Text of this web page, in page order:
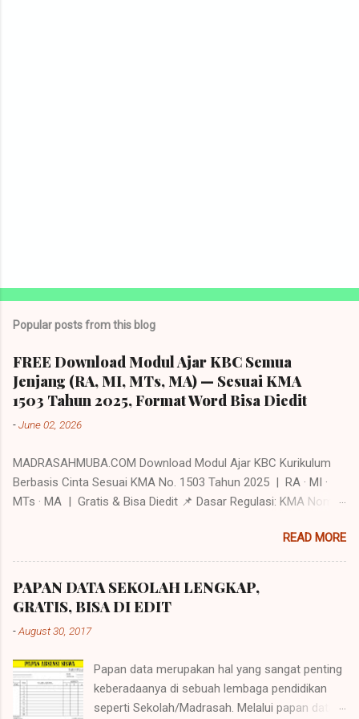
Popular posts from this blog
FREE Download Modul Ajar KBC Semua
Jenjang (RA, MI, MTs, MA) — Sesuai KMA
1503 Tahun 2025, Format Word Bisa Diedit
-June 02, 2026
MADRASAHMUBA.COM Download Modul Ajar KBC Kurikulum
Berbasis Cinta Sesuai KMA No. 1503 Tahun 2025 | RA · MI ·
MTs · MA | Gratis & Bisa Diedit 📌 Dasar Regulasi: KMA Nomor
2024 — menegaskan Kurikulum Berbasis Cinta (KBC) dan
Pembelajaran Mendalam (Deep Learning) sebagai filosofi
MA, dan MAK. 📋 Daftar Isi Apa Itu Kurikulum Berbasis Cinta
(KBC)? Apa Saja Isi Modul Ajar KBC? Modul Ajar KBC per
Jenjang dan Fase Cara Menggunakan Modul Ajar KBC Link
(KBC)? Kurikulum Berbasis Cinta (KBC) adalah pendekatan
kurikulum madrasah yang menempatkan kasih sayang
(mahabbah), akhlak mulia, dan kenyamanan psikologis siswa
READ MORE
PAPAN DATA SEKOLAH LENGKAP,
GRATIS, BISA DI EDIT
-August 30, 2017
Papan data merupakan hal yang sangat penting
keberadaanya di sebuah lembaga pendidikan
seperti Sekolah/Madrasah. Melalui papan data